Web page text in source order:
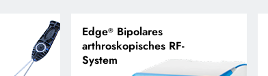
Edge® Bipolares
arthroskopisches RF-
System